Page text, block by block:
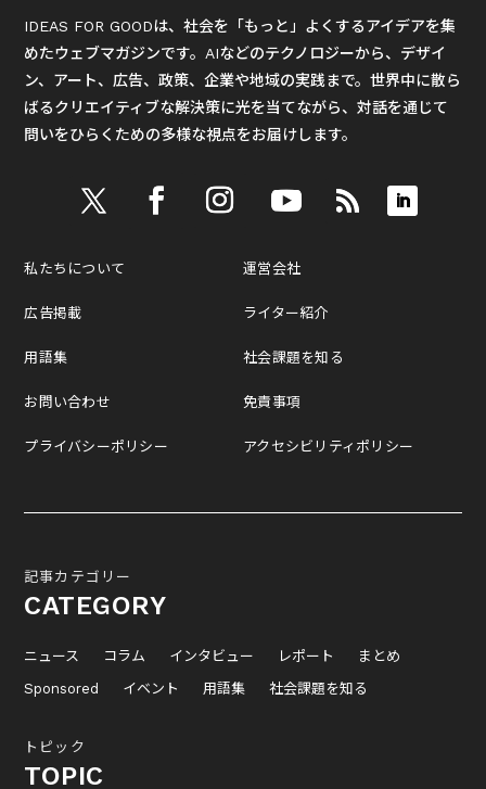
IDEAS FOR GOODは、社会を「もっと」よくするアイデアを集
めたウェブマガジンです。AIなどのテクノロジーから、デザイ
ン、アート、広告、政策、企業や地域の実践まで。世界中に散ら
ばるクリエイティブな解決策に光を当てながら、対話を通じて
問いをひらくための多様な視点をお届けします。
私たちについて
広告掲載
用語集
お問い合わせ
プライバシーポリシー
運営会社
ライター紹介
社会課題を知る
免責事項
アクセシビリティポリシー
記事カテゴリー
CATEGORY
ニュース コラム インタビュー レポート
まとめ
Sponsored
イベント 用語集 社会課題を知る
トピック
TOPIC